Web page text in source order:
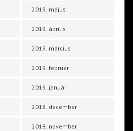
2019. május
2019. április
2019. március
2019. február
2019. január
2018. december
2018. november